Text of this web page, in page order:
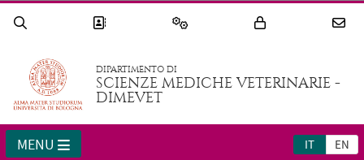
DIPARTIMENTO DI
SCIENZE MEDICHE VETERINARIE -
DIMEVET
IT EN
MENU